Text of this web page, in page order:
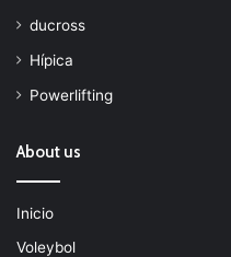
ducross
Hípica
Powerlifting
About us
Inicio
Voleybol